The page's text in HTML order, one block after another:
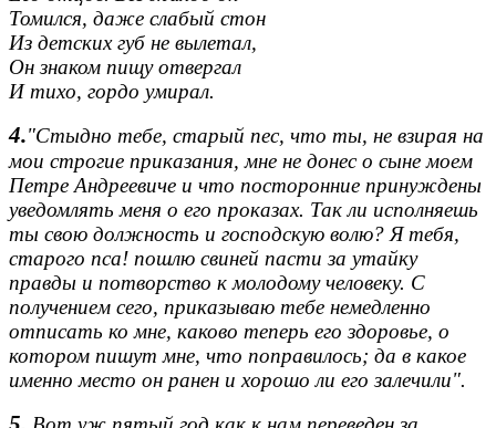
Томился, даже слабый стон
Из детских губ не вылетал,
Он знаком пищу отвергал
И тихо, гордо умирал.
4."Стыдно тебе, старый пес, что ты, не взирая на
мои строгие приказания, мне не донес о сыне моем
Петре Андреевиче и что посторонние принуждены
уведомлять меня о его проказах. Так ли исполняешь
ты свою должность и господскую волю? Я тебя,
старого пса! пошлю свиней пасти за утайку
правды и потворство к молодому человеку. С
получением сего, приказываю тебе немедленно
отписать ко мне, каково теперь его здоровье, о
котором пишут мне, что поправилось; да в какое
именно место он ранен и хорошо ли его залечили".